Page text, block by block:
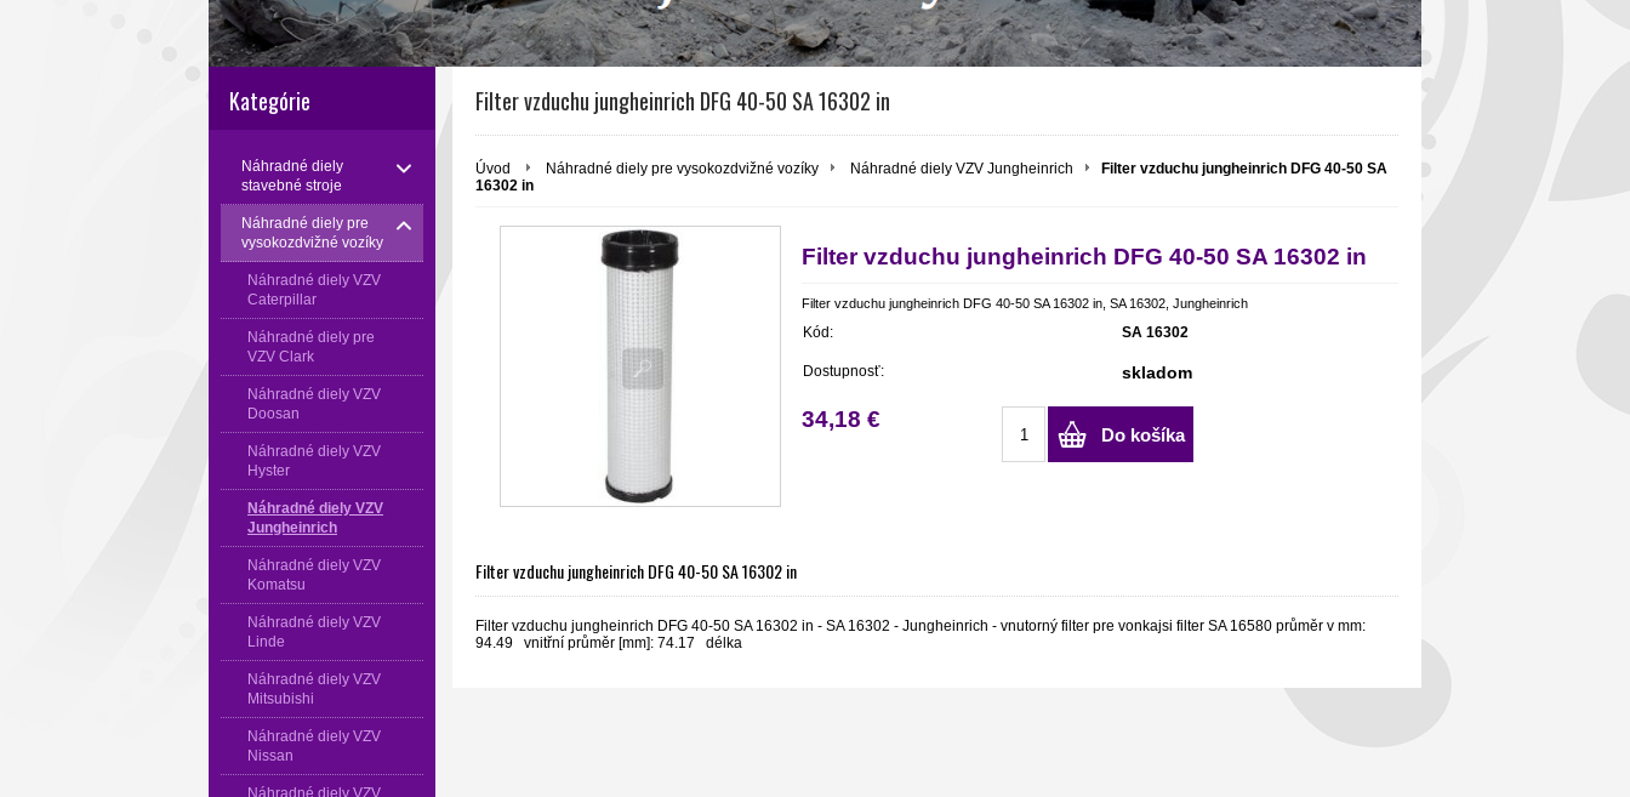
Kategórie
Náhradné diely
stavebné stroje
Náhradné diely pre
vysokozdvižné vozíky
Náhradné diely VZV
Caterpillar
Náhradné diely pre
VZV Clark
Náhradné diely VZV
Doosan
Náhradné diely VZV
Hyster
Náhradné diely VZV
Jungheinrich
Náhradné diely VZV
Komatsu
Náhradné diely VZV
Linde
Náhradné diely VZV
Mitsubishi
Náhradné diely VZV
Nissan
Náhradné diely VZV
Filter vzduchu jungheinrich DFG 40-50 SA 16302 in
Úvod Náhradné diely pre vysokozdvižné vozíky Náhradné diely VZV Jungheinrich
Filter vzduchu jungheinrich DFG 40-50 SA
16302 in
Filter vzduchu jungheinrich DFG 40-50 SA 16302 in
Filter vzduchu jungheinrich DFG 40-50 SA 16302 in, SA 16302, Jungheinrich
Kód: SA 16302
Dostupnosť: skladom
34,18 €
Do košíka
Filter vzduchu jungheinrich DFG 40-50 SA 16302 in
Filter vzduchu jungheinrich DFG 40-50 SA 16302 in - SA 16302 - Jungheinrich - vnutorný filter pre vonkajsi filter SA 16580 průměr v mm:
94.49 vnitřní průměr [mm]: 74.17 délka